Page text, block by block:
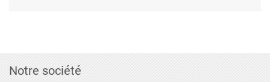
Notre société